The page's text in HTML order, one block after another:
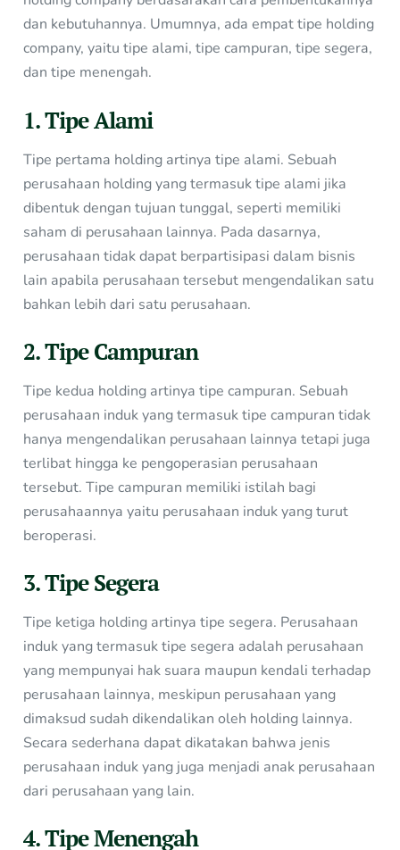
dan kebutuhannya. Umumnya, ada empat tipe holding
company, yaitu tipe alami, tipe campuran, tipe segera,
dan tipe menengah.
1. Tipe Alami
Tipe pertama holding artinya tipe alami. Sebuah
perusahaan holding yang termasuk tipe alami jika
dibentuk dengan tujuan tunggal, seperti memiliki
saham di perusahaan lainnya. Pada dasarnya,
perusahaan tidak dapat berpartisipasi dalam bisnis
lain apabila perusahaan tersebut mengendalikan satu
bahkan lebih dari satu perusahaan.
2. Tipe Campuran
Tipe kedua holding artinya tipe campuran. Sebuah
perusahaan induk yang termasuk tipe campuran tidak
hanya mengendalikan perusahaan lainnya tetapi juga
terlibat hingga ke pengoperasian perusahaan
tersebut. Tipe campuran memiliki istilah bagi
perusahaannya yaitu perusahaan induk yang turut
beroperasi.
3. Tipe Segera
Tipe ketiga holding artinya tipe segera. Perusahaan
induk yang termasuk tipe segera adalah perusahaan
yang mempunyai hak suara maupun kendali terhadap
perusahaan lainnya, meskipun perusahaan yang
dimaksud sudah dikendalikan oleh holding lainnya.
Secara sederhana dapat dikatakan bahwa jenis
perusahaan induk yang juga menjadi anak perusahaan
dari perusahaan yang lain.
4. Tipe Menengah